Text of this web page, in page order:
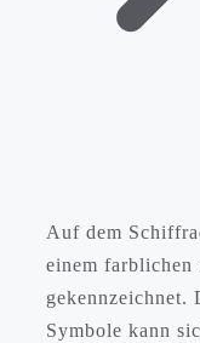
Auf dem
einem farblichen
gekennzeichnet.
Symbole kann